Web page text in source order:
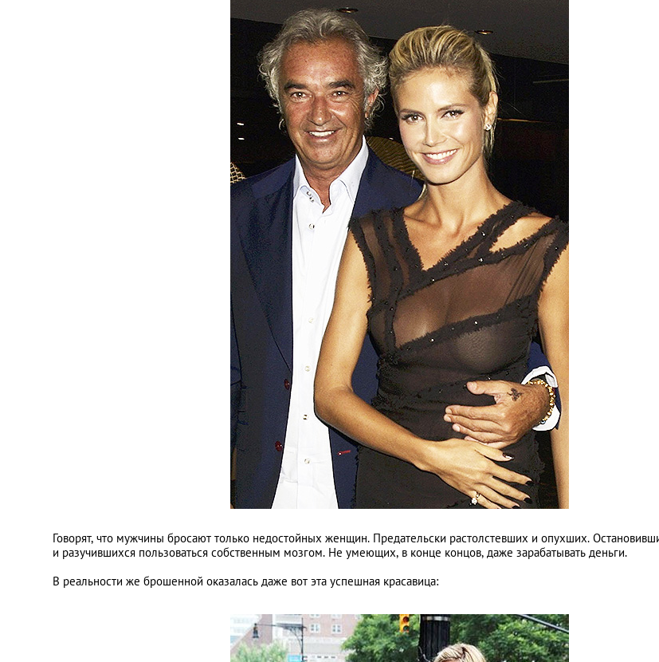
Говорят, что мужчины бросают только недостойных женщин. Предательски растолстевших и опухших.
и разучившихся пользоваться собственным мозгом. Не умеющих, в конце концов, даже зарабатывать деньги.
В реальности же брошенной оказалась даже вот эта успешная красавица: